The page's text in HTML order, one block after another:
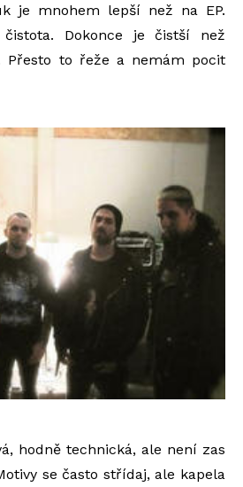
je mnohem lepší než na EP.
Dokonce je čistší než
Přesto to řeže a nemám pocit
hodně technická, ale není zas
se často střídaj, ale kapela